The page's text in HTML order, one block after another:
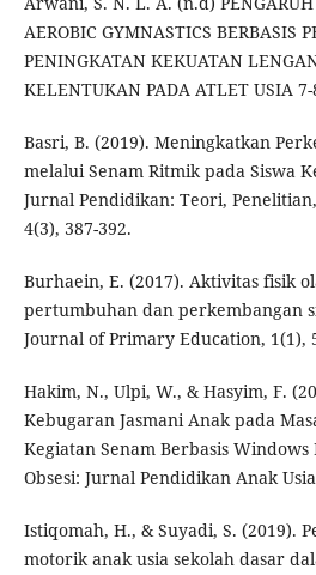
AEROBIC GYMNASTICS BERBASIS
PENINGKATAN KEKUATAN
KELENTUKAN PADA ATLET USIA
Basri, B. (2019). Meningkatkan
melalui Senam Ritmik pada Siswa
Jurnal Pendidikan: Teori,
4(3), 387-392.
Burhaein, E. (2017). Aktivitas fisik
pertumbuhan dan perkembangan
Journal of Primary Education, 1(1),
Hakim, N., Ulpi, W., & Hasyim, F.
Kebugaran Jasmani Anak pada
Kegiatan Senam Berbasis
Obsesi: Jurnal Pendidikan Anak
Istiqomah, H., & Suyadi, S. (2019).
motorik anak usia sekolah dasar